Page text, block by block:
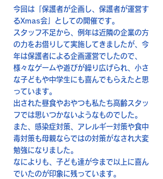
今回は「保護者が企画し、保護者が運営す
るXmas会」としての開催です。
スタッフ不足から、例年は近隣の企業の方
の力をお借りして実施してきましたが、今
年は保護者による企画運営でしたので、
様々なゲームや遊びが繰り広げられ、小さ
な子どもや中学生にも喜んでもらえたと思
っています。
出された昼食やおやつも私たち高齢スタッ
フでは思いつかないようなものでした。
また、感染症対策、アレルギー対策や食中
毒対策も母親ならではの対策がなされ大変
勉強になりました。
なによりも、子ども達が今まで以上に喜ん
でいたのが印象に残っています。